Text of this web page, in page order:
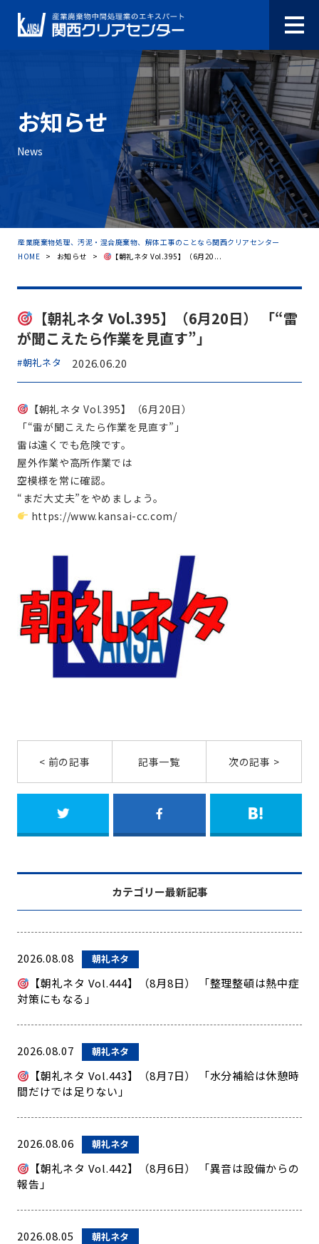
お知らせ
News
産業廃棄物処理、汚泥・混合廃棄物、解体工事のことなら関西クリアセンター
HOME > お知らせ > 【朝礼ネタ Vol.395】（6月20...
【朝礼ネタ Vol.395】（6月20日） 「“雷
が聞こえたら作業を見直す”」
#朝礼ネタ 2026.06.20
【朝礼ネタ Vol.395】（6月20日）
「“雷が聞こえたら作業を見直す”」
雷は遠くでも危険です。
屋外作業や高所作業では
空模様を常に確認。
“まだ大丈夫”をやめましょう。
https://www.kansai-cc.com/
< 前の記事 記事一覧 次の記事 >
カテゴリー最新記事
2026.08.08 朝礼ネタ
【朝礼ネタ Vol.444】（8月8日） 「整理整頓は熱中症
対策にもなる」
2026.08.07 朝礼ネタ
【朝礼ネタ Vol.443】（8月7日） 「水分補給は休憩時
間だけでは足りない」
2026.08.06 朝礼ネタ
【朝礼ネタ Vol.442】（8月6日） 「異音は設備からの
報告」
2026.08.05 朝礼ネタ